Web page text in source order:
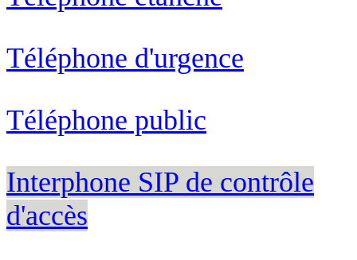
Téléphone d'urgence
Téléphone public
Interphone SIP de contrôle
d'accès